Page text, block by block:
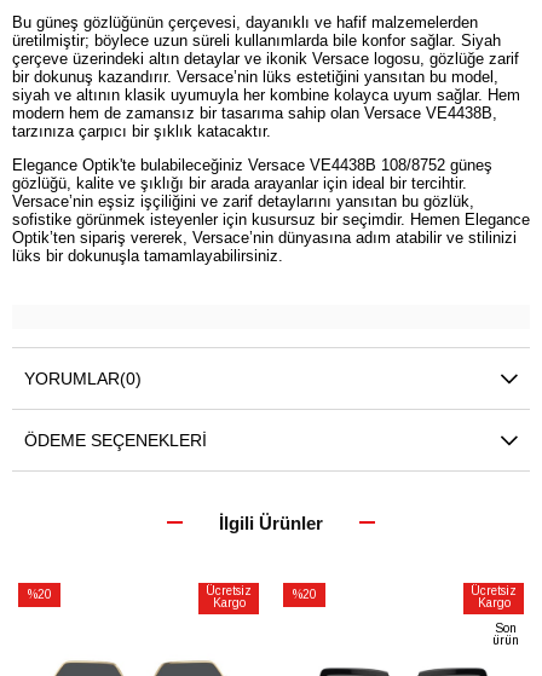
Bu güneş gözlüğünün çerçevesi, dayanıklı ve hafif malzemelerden
üretilmiştir; böylece uzun süreli kullanımlarda bile konfor sağlar. Siyah
çerçeve üzerindeki altın detaylar ve ikonik Versace logosu, gözlüğe zarif
bir dokunuş kazandırır. Versace’nin lüks estetiğini yansıtan bu model,
siyah ve altının klasik uyumuyla her kombine kolayca uyum sağlar. Hem
modern hem de zamansız bir tasarıma sahip olan Versace VE4438B,
tarzınıza çarpıcı bir şıklık katacaktır.
Elegance Optik'te bulabileceğiniz Versace VE4438B 108/8752 güneş
gözlüğü, kalite ve şıklığı bir arada arayanlar için ideal bir tercihtir.
Versace’nin eşsiz işçiliğini ve zarif detaylarını yansıtan bu gözlük,
sofistike görünmek isteyenler için kusursuz bir seçimdir. Hemen Elegance
Optik’ten sipariş vererek, Versace’nin dünyasına adım atabilir ve stilinizi
lüks bir dokunuşla tamamlayabilirsiniz.
YORUMLAR(0)
ÖDEME SEÇENEKLERI
İlgili Ürünler
%20
Ücretsiz
Kargo
%20
Ücretsiz
Kargo
Son
ürün